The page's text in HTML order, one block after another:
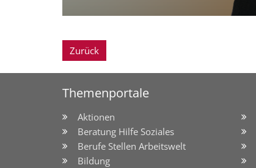
Zurück
Themenportale
Aktionen
Beratung Hilfe Soziales
Berufe Stellen Arbeitswelt
Bildung